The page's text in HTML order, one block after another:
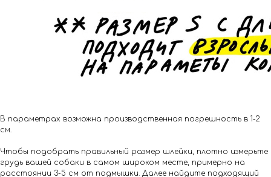
В параметрах возможна производственная погрешность в 1-2
см.
Чтобы подобрать правильный размер шлейки, плотно измерьте
грудь вашей собаки в самом широком месте, примерно на
расстоянии 3-5 см от подмышки. Далее найдите подходящий